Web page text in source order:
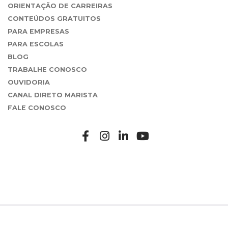
ORIENTAÇÃO DE CARREIRAS
CONTEÚDOS GRATUITOS
PARA EMPRESAS
PARA ESCOLAS
BLOG
TRABALHE CONOSCO
OUVIDORIA
CANAL DIRETO MARISTA
FALE CONOSCO